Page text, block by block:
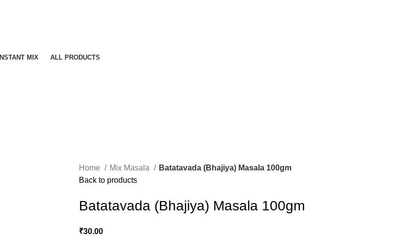
INSTANT MIX ALL PRODUCTS
Home Mix Masala
Batatavada (Bhajiya) Masala 100gm
Back to products
Batatavada (Bhajiya) Masala 100gm
₹30.00